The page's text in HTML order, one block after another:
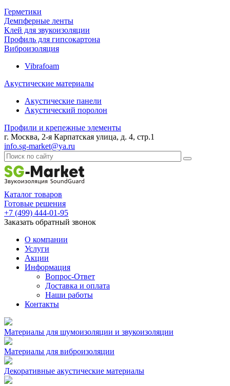
Герметики
Демпферные ленты
Клей для звукоизоляции
Профиль для гипсокартона
Виброизоляция
Vibrafoam
Акустические материалы
Акустические панели
Акустический поролон
Профили и крепежные элементы
г. Москва, 2-я Карпатская улица, д. 4, стр.1
info.sg-market@ya.ru
Каталог товаров
Готовые решения
+7 (499) 444-01-95
Заказать обратный звонок
О компании
Услуги
Акции
Информация
Вопрос-Ответ
Доставка и оплата
Наши работы
Контакты
Материалы для шумоизоляции и звукоизоляции
Материалы для виброизоляции
Декоративные акустические материалы